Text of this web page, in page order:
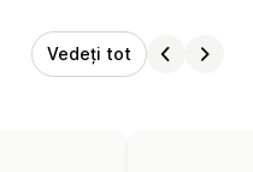
Vedeți tot